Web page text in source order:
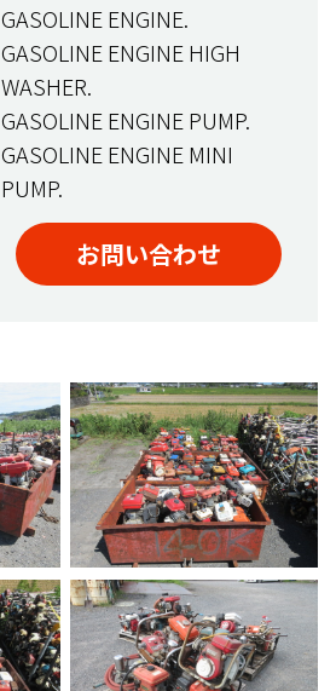
GASOLINE ENGINE.
GASOLINE ENGINE HIGH
WASHER.
GASOLINE ENGINE PUMP.
GASOLINE ENGINE MINI
PUMP.
お問い合わせ